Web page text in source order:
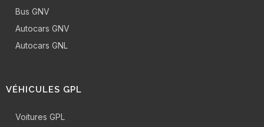
Bus GNV
Autocars GNV
Autocars GNL
VÉHICULES GPL
Voitures GPL